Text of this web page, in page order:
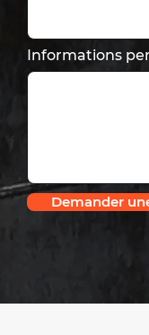
Informations
Demander